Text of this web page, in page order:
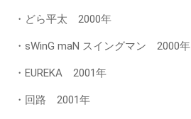
・どら平太 2000年
・sWinG maN スイングマン 2000年
・EUREKA 2001年
・回路 2001年